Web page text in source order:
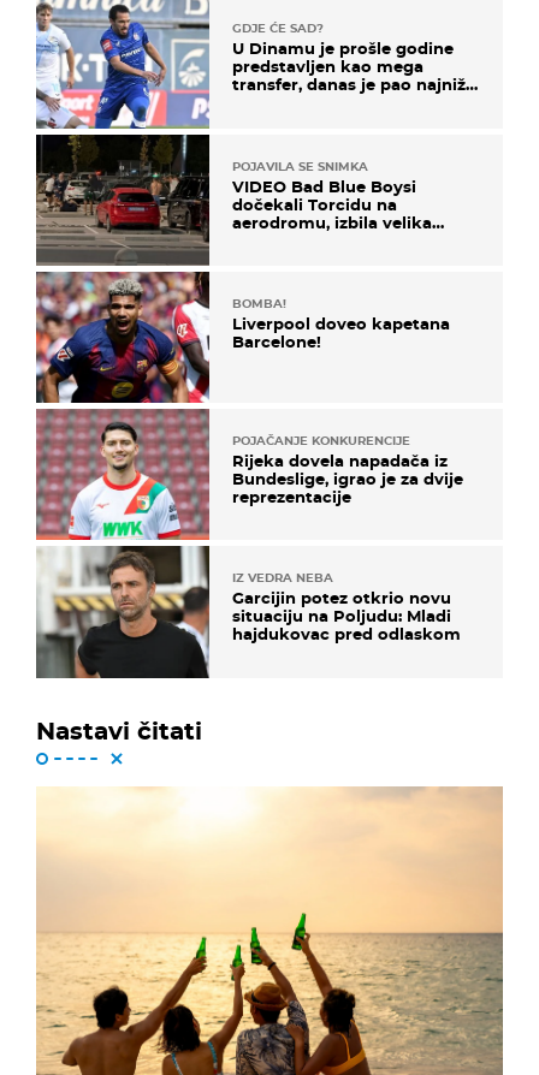
GDJE ĆE SAD?
U Dinamu je prošle godine
predstavljen kao mega
transfer, danas je pao najniže
POJAVILA SE SNIMKA
VIDEO Bad Blue Boysi
dočekali Torcidu na
aerodromu, izbila velika
BOMBA!
Liverpool doveo kapetana
Barcelone!
POJAČANJE KONKURENCIJE
Rijeka dovela napadača iz
Bundeslige, igrao je za dvije
reprezentacije
IZ VEDRA NEBA
Garcijin potez otkrio novu
situaciju na Poljudu: Mladi
hajdukovac pred odlaskom
Nastavi čitati